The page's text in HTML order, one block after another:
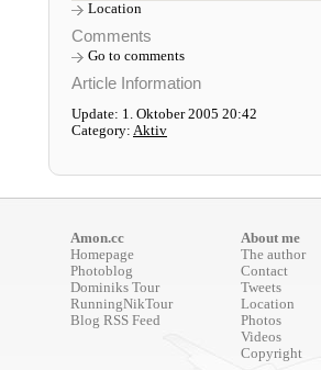
Location
Comments
Go to comments
Article Information
Update: 1. Oktober 2005 20:42
Category: Aktiv
Amon.cc
Homepage
Photoblog
Dominiks Tour
RunningNikTour
Blog RSS Feed
About me
The author
Contact
Tweets
Location
Photos
Videos
Copyright